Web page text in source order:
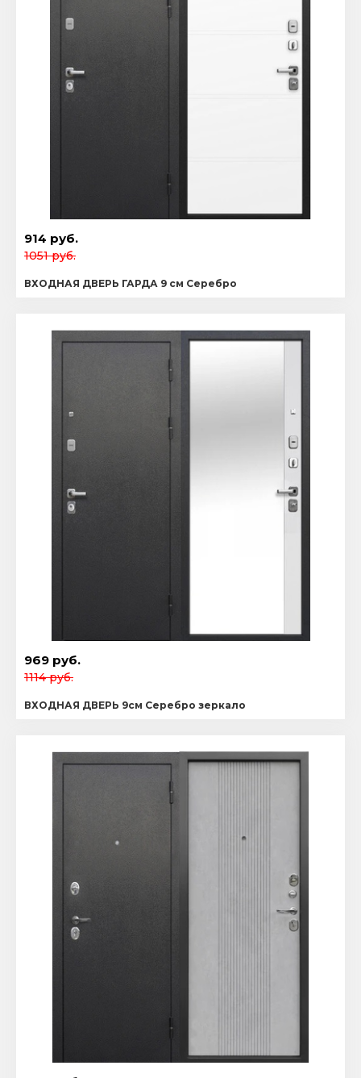
914 руб.
1051 руб.
ВХОДНАЯ ДВЕРЬ ГАРДА 9 см Серебро
969 руб.
1114 руб.
ВХОДНАЯ ДВЕРЬ 9см Серебро зеркало